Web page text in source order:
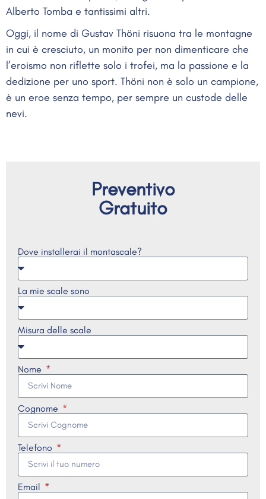
Alberto Tomba e tantissimi altri.
Oggi, il nome di Gustav Thöni risuona tra le montagne
in cui è cresciuto, un monito per non dimenticare che
l’eroismo non riflette solo i trofei, ma la passione e la
dedizione per uno sport. Thöni non è solo un campione,
è un eroe senza tempo, per sempre un custode delle
nevi.
Preventivo
Gratuito
Dove installerai il montascale?
La mie scale sono
Misura delle scale
Nome
Cognome
Telefono
Email